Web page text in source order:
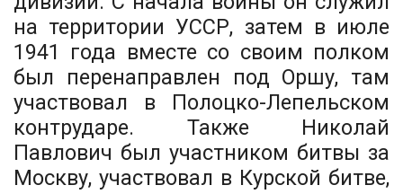
на территории УССР, затем в июле
1941 года вместе со своим полком
был перенаправлен под Оршу, там
участвовал в Полоцко-Лепельском
контрударе. Также Николай
Павлович был участником битвы за
Москву, участвовал в Курской битве,